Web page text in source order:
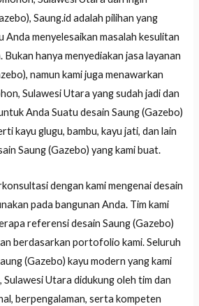
Saung.id adalah pilihan yang
menyelesaikan masalah kesulitan
Bukan hanya menyediakan jasa layanan
namun kami juga menawarkan
Sulawesi Utara yang sudah jadi dan
Anda Suatu desain Saung (Gazebo)
kayu glugu, bambu, kayu jati, dan lain
Saung (Gazebo) yang kami buat.
dengan kami mengenai desain
pada bangunan Anda. Tim kami
referensi desain Saung (Gazebo)
berdasarkan portofolio kami. Seluruh
(Gazebo) kayu modern yang kami
Utara didukung oleh tim dan
berpengalaman, serta kompeten